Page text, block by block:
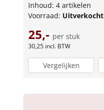
Inhoud: 4 artikelen
Voorraad: Uitverkocht
25,- per stuk
30,25 incl. BTW
Vergelijken